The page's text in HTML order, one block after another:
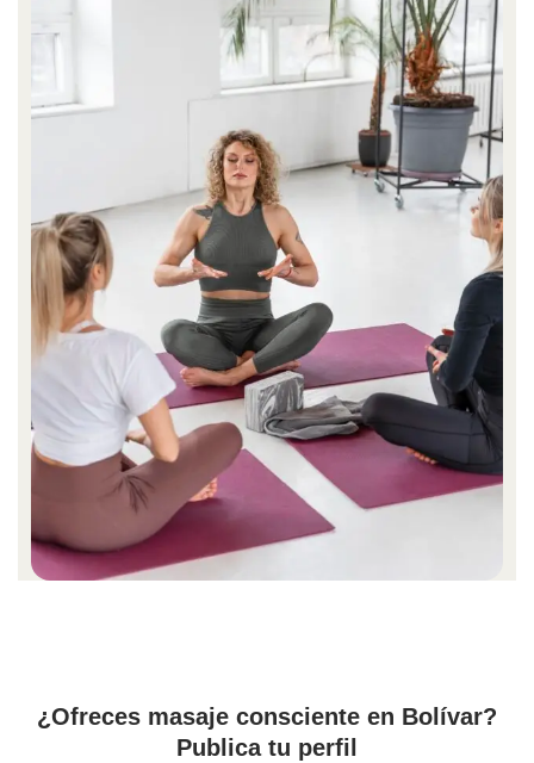
¿Ofreces masaje consciente en Bolívar?
Publica tu perfil